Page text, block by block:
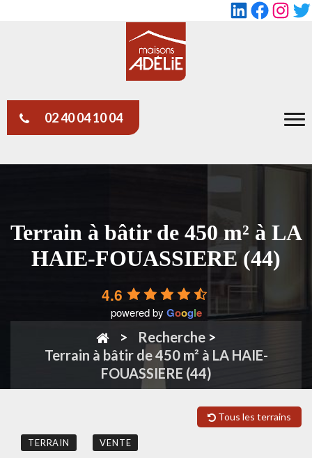
LinkedIn
02 40 04 10 04
Terrain à bâtir de 450 m² à LA
HAIE-FOUASSIERE (44)
4.6
powered by Google
Recherche >
Terrain à bâtir de 450 m² à LA HAIE-
FOUASSIERE (44)
Tous les terrains
TERRAIN VENTE